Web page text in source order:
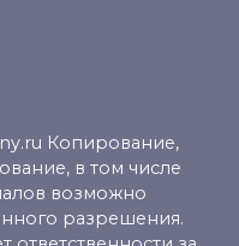
Копирование,
в том числе
возможно
разрешения.